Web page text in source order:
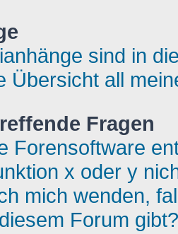
sind in
Übersicht all
Fragen
Forensoftware
x oder y
mich wenden,
Forum gibt?